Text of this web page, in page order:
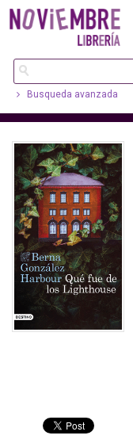
Busqueda avanzada